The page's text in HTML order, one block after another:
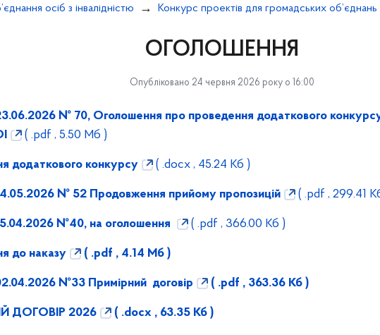
осіб з інвалідністю Конкурс проектів для громадських об’єднань
ОГОЛОШЕННЯ
Опубліковано 24 червня 2026 року о 16:00
№ 70, Оголошення про проведення додаткового
( .pdf , 5.50 Мб )
додаткового конкурсу ( .docx , 45.24 Кб )
№ 52 Продовження прийому пропозицій ( .pdf , 299.41
№40, на оголошення ( .pdf , 366.00 Кб )
до наказу ( .pdf , 4.14 Мб )
№33 Примірний договір ( .pdf , 363.36 Кб )
ДОГОВІР 2026 ( .docx , 63.35 Кб )